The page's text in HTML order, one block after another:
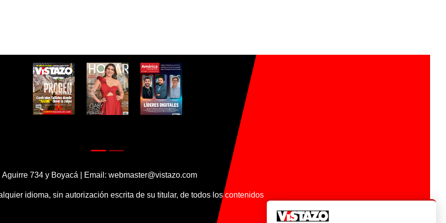
734 y Boyacá | Email: webmaster@vistazo.com
idioma, sin autorización escrita de su titular, de todos los contenidos